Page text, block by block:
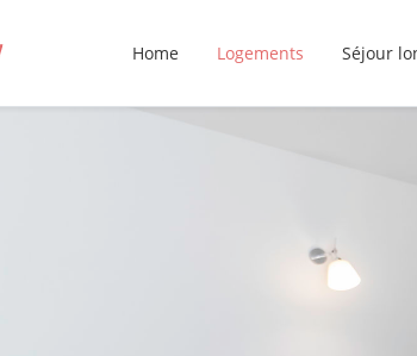
Home Logements Séjour